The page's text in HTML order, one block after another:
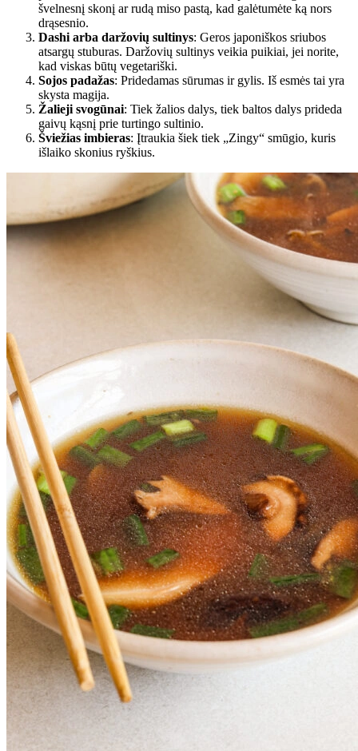
švelnesnį skonį ar rudą miso pastą, kad galėtumėte ką nors
drąsesnio.
Dashi arba daržovių sultinys: Geros japoniškos sriubos
atsargų stuburas. Daržovių sultinys veikia puikiai, jei norite,
kad viskas būtų vegetariški.
Sojos padažas: Pridedamas sūrumas ir gylis. Iš esmės tai yra
skysta magija.
Žalieji svogūnai: Tiek žalios dalys, tiek baltos dalys prideda
gaivų kąsnį prie turtingo sultinio.
Šviežias imbieras: Įtraukia šiek tiek „Zingy“ smūgio, kuris
išlaiko skonius ryškius.